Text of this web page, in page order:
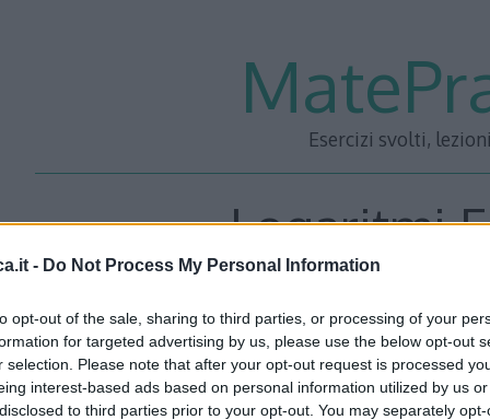
- Do Not Process My Personal Information
opt-out of the sale, sharing to third parties, or processing of your
for targeted advertising by us, please use the below opt-out
selection. Please note that after your opt-out request is processed
interest-based ads based on personal information utilized by us
to third parties prior to your opt-out. You may separately
Esercizi svolti,
Logaritmi
stai cercandoesercizi sui logaritmiper allenarti e
giusto. In questa pagina troverai oltre 170
di richiesta.